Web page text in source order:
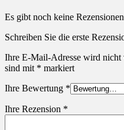
Es gibt noch keine
Schreiben Sie die erste
Ihre E-Mail-Adresse wird nicht
sind mit * markiert
Ihre Bewertung *
Ihre Rezension *